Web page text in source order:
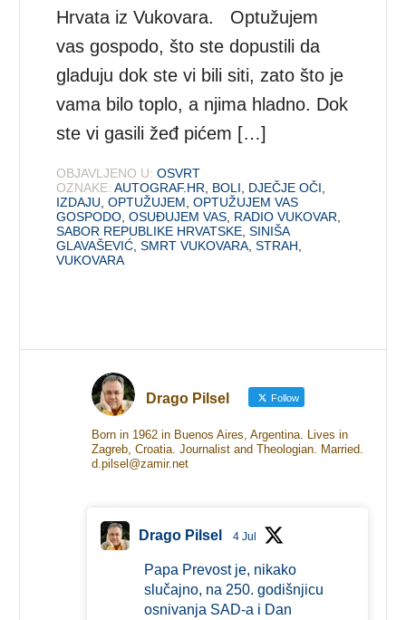
Hrvata iz Vukovara. Optužujem
vas gospodo, što ste dopustili da
gladuju dok ste vi bili siti, zato što je
vama bilo toplo, a njima hladno. Dok
ste vi gasili žeđ pićem […]
OBJAVLJENO U: OSVRT
OZNAKE: AUTOGRAF.HR BOLI DJEČJE OČI
IZDAJU ,OPTUŽUJEM ,OPTUŽUJEM VAS
GOSPODO ,OSUĐUJEM VAS RADIO VUKOVAR
SABOR REPUBLIKE HRVATSKE ,SINIŠA
GLAVAŠEVIĆ ,SMRT VUKOVARA ,STRAH
VUKOVARA
Drago Pilsel Follow
Born in 1962 in Buenos Aires, Argentina. Lives in
Zagreb, Croatia. Journalist and Theologian. Married.
d.pilsel@zamir.net
Drago Pilsel 4 Jul
Papa Prevost je, nikako
slučajno, na 250. godišnjicu
osnivanja SAD-a i Dan